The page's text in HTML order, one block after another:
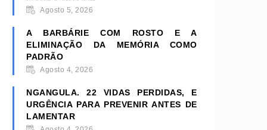
Agosto 5, 2026
A BARBÁRIE COM ROSTO E A
ELIMINAÇÃO DA MEMÓRIA COMO
PADRÃO
Agosto 4, 2026
NGANGULA. 22 VIDAS PERDIDAS, E
URGÊNCIA PARA PREVENIR ANTES DE
LAMENTAR